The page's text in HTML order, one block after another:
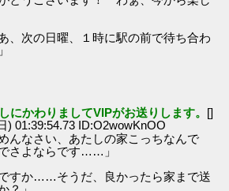
、次の日曜、１時に駅の前で待ち合わ
にかわりましてVIPがお送りします。 []
) 01:39:54.73 ID:O2wowKnOO
なさい、あたしの家こっちなんで
さよならです……」
すか……そうだ、良かったら家まで送